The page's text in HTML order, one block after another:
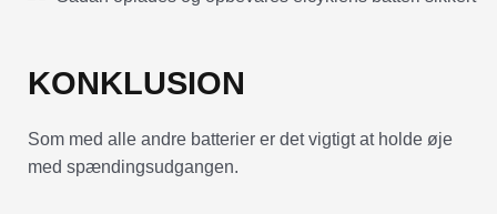
KONKLUSION
Som med alle andre batterier er det vigtigt at holde øje
med spændingsudgangen.